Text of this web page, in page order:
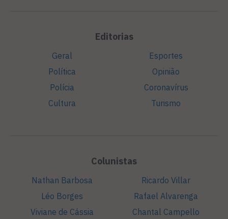
Editorias
Geral
Política
Polícia
Cultura
Esportes
Opinião
Coronavírus
Turismo
Colunistas
Nathan Barbosa
Léo Borges
Viviane de Cássia
Ricardo Villar
Rafael Alvarenga
Chantal Campello